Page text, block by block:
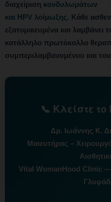
διαχείριση κονδυλωμάτων
και HPV λοίμωξης. Κάθε
εξατομικευμένα και λαμβάνει
κατάλληλο πρωτόκολλο
συμπεριλαμβανομένου και
📞 Κλείστε
Δρ. Ιωάννης Κ.
Μαιευτήρας –
Vital WomanHood Clinic